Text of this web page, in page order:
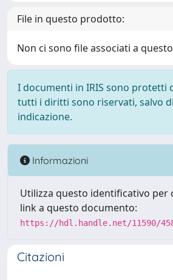
File in questo prodotto:
Non ci sono file associati a
I documenti in IRIS sono protetti
tutti i diritti sono riservati, salvo
indicazione.
Informazioni
Utilizza questo identificativo per
link a questo documento:
https://hdl.handle.net/11590/
Citazioni